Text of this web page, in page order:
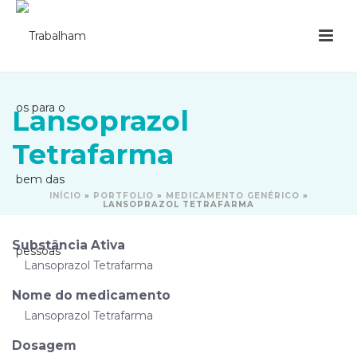
Lansoprazol
Tetrafarma
INÍCIO » PORTFOLIO » MEDICAMENTO GENÉRICO »
LANSOPRAZOL TETRAFARMA
Substância Ativa
Lansoprazol Tetrafarma
Nome do medicamento
Lansoprazol Tetrafarma
Dosagem